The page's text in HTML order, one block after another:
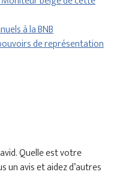
à la BNB
de représentation
Quelle est votre
un avis et aidez d’autres